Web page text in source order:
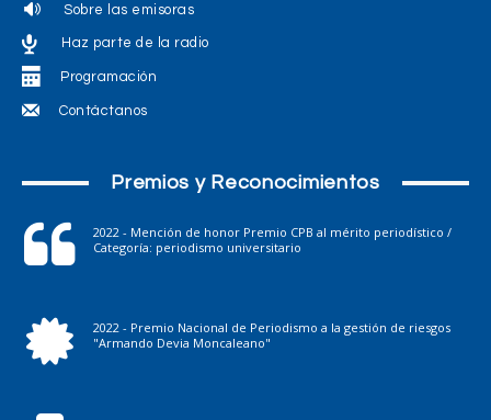
Sobre las emisoras
Haz parte de la radio
Programación
Contáctanos
Premios y Reconocimientos
2022 - Mención de honor Premio CPB al mérito periodístico /
Categoría: periodismo universitario
2022 - Premio Nacional de Periodismo a la gestión de riesgos
"Armando Devia Moncaleano"